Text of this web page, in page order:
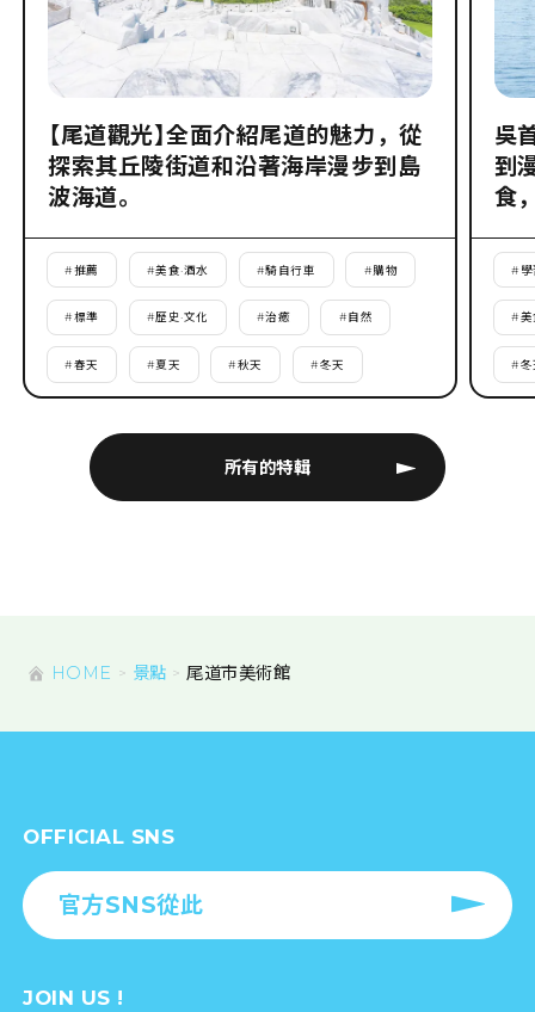
所有的特輯
【尾道觀光】全面介紹尾道的魅力，從
探索其丘陵街道和沿著海岸漫步到島
波海道。
#推薦 #美食·酒水 #騎自行車 #購物
#標準 #歷史·文化 #治癒 #自然
#春天 #夏天 #秋天 #冬天
吳
到
食
# 學
#美
#冬
HOME 景點 尾道市美術館
OFFICIAL SNS
官方SNS從此
JOIN US !